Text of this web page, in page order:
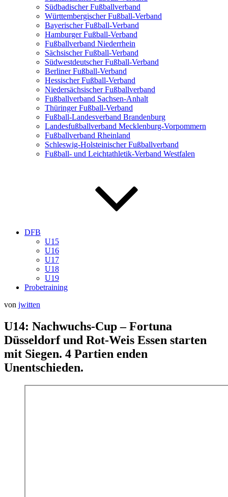
Südbadischer Fußballverband
Württembergischer Fußball-Verband
Bayerischer Fußball-Verband
Hamburger Fußball-Verband
Fußballverband Niederrhein
Sächsischer Fußball-Verband
Südwestdeutscher Fußball-Verband
Berliner Fußball-Verband
Hessischer Fußball-Verband
Niedersächsischer Fußballverband
Fußballverband Sachsen-Anhalt
Thüringer Fußball-Verband
Fußball-Landesverband Brandenburg
Landesfußballverband Mecklenburg-Vorpommern
Fußballverband Rheinland
Schleswig-Holsteinischer Fußballverband
Fußball- und Leichtathletik-Verband Westfalen
DFB
U15
U16
U17
U18
U19
Probetraining
Veröffentlicht
von jwitten
U14: Nachwuchs-Cup – Fortuna
Düsseldorf und Rot-Weis Essen starten
mit Siegen. 4 Partien enden
Unentschieden.